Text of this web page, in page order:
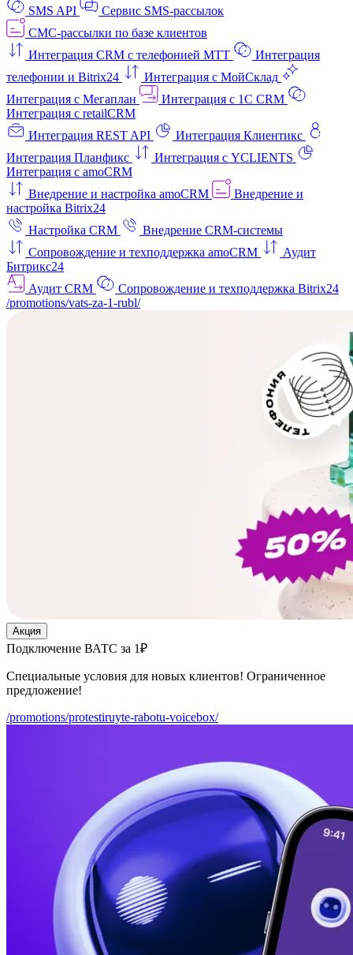
SMS API
Сервис SMS-рассылок
СМС-рассылки по базе клиентов
Интеграция CRM с телефонией МТТ
Интеграция
телефонии и Bitrix24
Интеграция с МойСклад
Интеграция с Мегаплан
Интеграция с 1C CRM
Интеграция с retailCRM
Интеграция REST API
Интеграция Клиентикс
Интеграция Планфикс
Интеграция с YCLIENTS
Интеграция с amoCRM
Внедрение и настройка amoCRM
Внедрение и
настройка Bitrix24
Настройка CRM
Внедрение CRM-системы
Сопровождение и техподдержка amoCRM
Аудит
Битрикс24
Аудит CRM
Сопровождение и техподдержка Bitrix24
/promotions/vats-za-1-rubl/
Акция
Подключение ВАТС за 1₽
Специальные условия для новых клиентов! Ограниченное
предложение!
/promotions/protestiruyte-rabotu-voicebox/